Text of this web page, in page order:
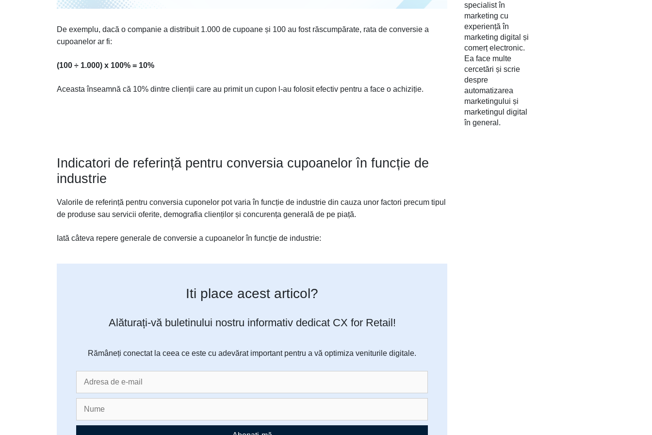
De exemplu, dacă o companie a distribuit 1.000 de cupoane și 100 au fost răscumpărate, rata de conversie a
cupoanelor ar fi:
(100 ÷ 1.000) x 100% = 10%
Aceasta înseamnă că 10% dintre clienții care au primit un cupon l-au folosit efectiv pentru a face o achiziție.
Indicatori de referință pentru conversia cupoanelor în funcție de
industrie
Valorile de referință pentru conversia cuponelor pot varia în funcție de industrie din cauza unor factori precum tipul
de produse sau servicii oferite, demografia clienților și concurența generală de pe piață.
Iată câteva repere generale de conversie a cupoanelor în funcție de industrie:
Iti place acest articol?
Alăturați-vă buletinului nostru informativ dedicat CX for Retail!
Rămâneți conectat la ceea ce este cu adevărat important pentru a vă optimiza veniturile digitale.
specialist în
marketing cu
experiență în
marketing digital și
comerț electronic.
Ea face multe
cercetări și scrie
despre
automatizarea
marketingului și
marketingul digital
în general.